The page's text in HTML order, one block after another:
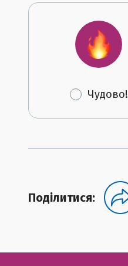
Чудово!
Поділитися: